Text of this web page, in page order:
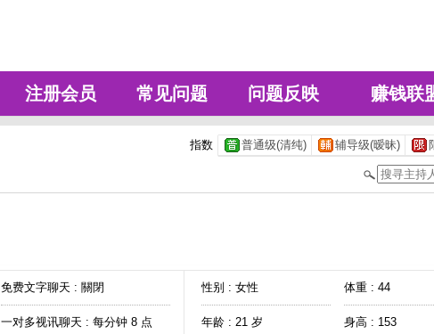
注册会员 常见问题 问题反映 赚钱联
指数 普通级(清纯) 辅导级(暧昧)
免费文字聊天 : 關閉
一对多视讯聊天 : 每分钟 8 点
性别 : 女性 体重 : 44
年龄 : 21 岁 身高 : 153